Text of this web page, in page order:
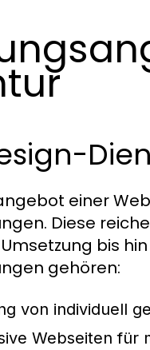
einer
Diese
bis
gehören:
von individuell
Webseiten für